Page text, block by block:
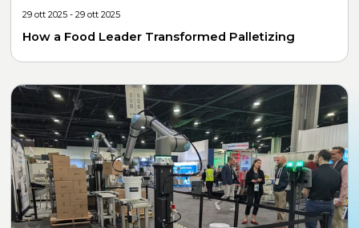
29 ott 2025 - 29 ott 2025
How a Food Leader Transformed Palletizing